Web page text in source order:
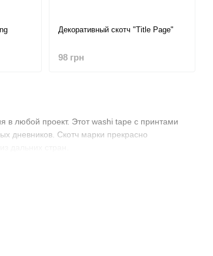
в любой проект. Этот washi tape с принтами
дневников. Скотч марки прекрасно
Декоративный скотч "Title Page"
98 грн